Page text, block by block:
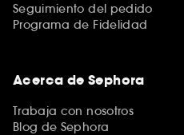
Seguimiento del pedido
Programa de Fidelidad
Acerca de Sephora
Trabaja con nosotros
Blog de Sephora